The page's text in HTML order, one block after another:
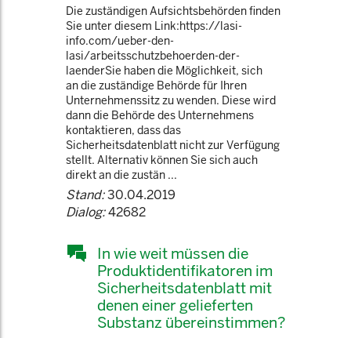
Die zuständigen Aufsichtsbehörden finden
Sie unter diesem Link:https://lasi-
info.com/ueber-den-
lasi/arbeitsschutzbehoerden-der-
laenderSie haben die Möglichkeit, sich
an die zuständige Behörde für Ihren
Unternehmenssitz zu wenden. Diese wird
dann die Behörde des Unternehmens
kontaktieren, dass das
Sicherheitsdatenblatt nicht zur Verfügung
stellt. Alternativ können Sie sich auch
direkt an die zustän ...
Stand:30.04.2019
Dialog:42682
In wie weit müssen die
Produktidentifikatoren im
Sicherheitsdatenblatt mit
denen einer gelieferten
Substanz übereinstimmen?